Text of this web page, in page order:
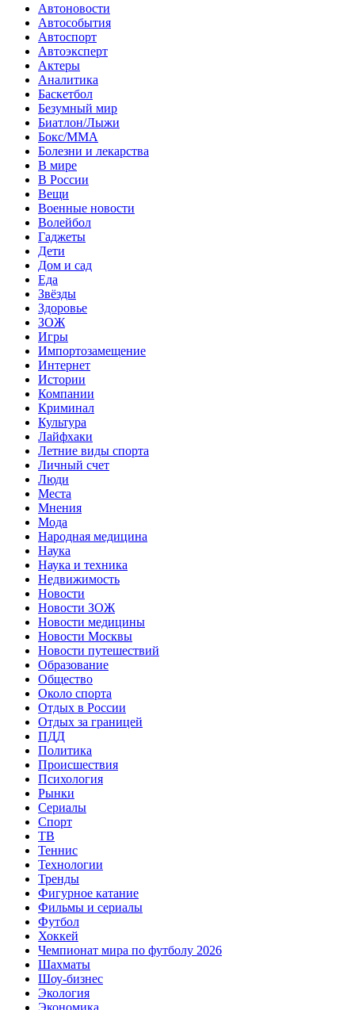
Автоновости
Автособытия
Автоспорт
Автоэксперт
Актеры
Аналитика
Баскетбол
Безумный мир
Биатлон/Лыжи
Бокс/MMA
Болезни и лекарства
В мире
В России
Вещи
Военные новости
Волейбол
Гаджеты
Дети
Дом и сад
Еда
Звёзды
Здоровье
ЗОЖ
Игры
Импортозамещение
Интернет
Истории
Компании
Криминал
Культура
Лайфхаки
Летние виды спорта
Личный счет
Люди
Места
Мнения
Мода
Народная медицина
Наука
Наука и техника
Недвижимость
Новости
Новости ЗОЖ
Новости медицины
Новости Москвы
Новости путешествий
Образование
Общество
Около спорта
Отдых в России
Отдых за границей
ПДД
Политика
Происшествия
Психология
Рынки
Сериалы
Спорт
ТВ
Теннис
Технологии
Тренды
Фигурное катание
Фильмы и сериалы
Футбол
Хоккей
Чемпионат мира по футболу 2026
Шахматы
Шоу-бизнес
Экология
Экономика